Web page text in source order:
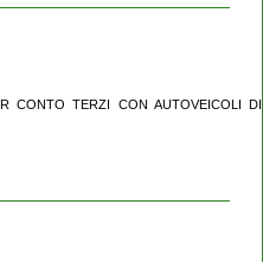
CONTO TERZI CON AUTOVEICOLI DI